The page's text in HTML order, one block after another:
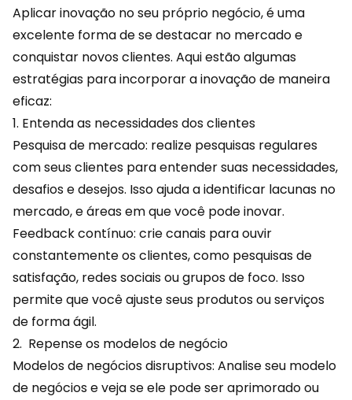
Aplicar inovação no seu próprio negócio, é uma
excelente forma de se destacar no mercado e
conquistar novos clientes. Aqui estão algumas
estratégias para incorporar a inovação de maneira
eficaz:
1. Entenda as necessidades dos clientes
Pesquisa de mercado: realize pesquisas regulares
com seus clientes para entender suas necessidades,
desafios e desejos. Isso ajuda a identificar lacunas no
mercado, e áreas em que você pode inovar.
Feedback contínuo: crie canais para ouvir
constantemente os clientes, como pesquisas de
satisfação, redes sociais ou grupos de foco. Isso
permite que você ajuste seus produtos ou serviços
de forma ágil.
2. Repense os modelos de negócio
Modelos de negócios disruptivos: Analise seu modelo
de negócios e veja se ele pode ser aprimorado ou